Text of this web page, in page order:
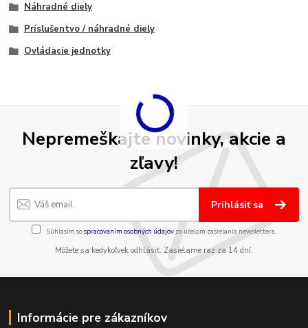
Náhradné diely
Príslušentvo / náhradné diely
Ovládacie jednotky
Nepremeškajte novinky, akcie a
zľavy!
Prihlásiť sa
Súhlasím sospracovaním osobných údajov za účelom zasielania newslettera.
Môžete sa kedykoľvek odhlásiť. Zasielame raz za 14 dní.
Informácie pre zákazníkov